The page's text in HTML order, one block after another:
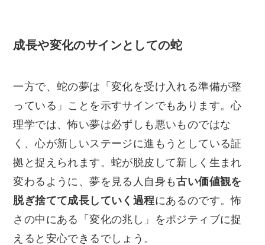
成長や変化のサインとしての蛇
一方で、蛇の夢は「変化を受け入れる準備が整
っている」ことを示すサインでもあります。心
理学では、怖い夢は必ずしも悪いものではな
く、心が新しいステージに進もうとしている証
拠と捉えられます。蛇が脱皮して新しく生まれ
変わるように、夢を見る人自身も古い価値観を
脱ぎ捨てて成長していく過程にあるのです。怖
さの中にある「変化の兆し」をポジティブに捉
えると安心できるでしょう。